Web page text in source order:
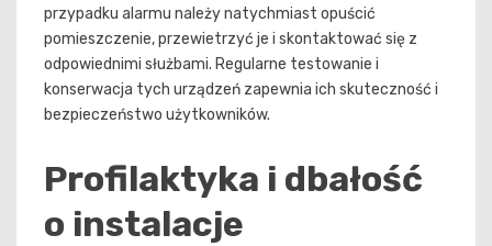
przypadku alarmu należy natychmiast opuścić
pomieszczenie, przewietrzyć je i skontaktować się z
odpowiednimi służbami. Regularne testowanie i
konserwacja tych urządzeń zapewnia ich skuteczność i
bezpieczeństwo użytkowników.
Profilaktyka i dbałość
o instalacje